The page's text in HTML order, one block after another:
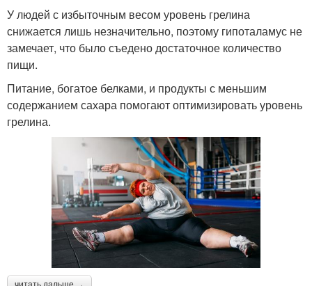
У людей с избыточным весом уровень грелина
снижается лишь незначительно, поэтому гипоталамус не
замечает, что было съедено достаточное количество
пищи.
Питание, богатое белками, и продукты с меньшим
содержанием сахара помогают оптимизировать уровень
грелина.